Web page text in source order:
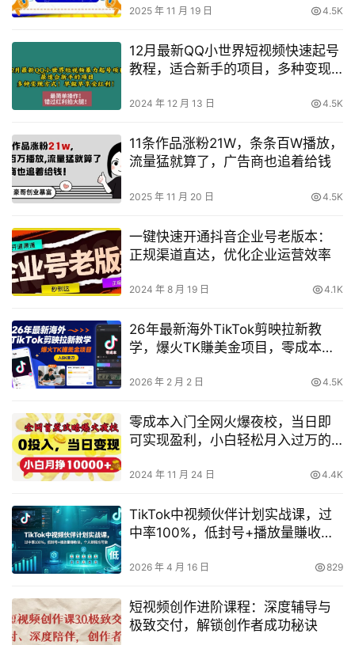
2025 年 11 月 19 日 4.5K
12月最新QQ小世界短视频快速起号
教程，适合新手的项目，多种变现
2024 年 12 月 13 日 4.5K
11条作品涨粉21W，条条百W播放，
流量猛就算了，广告商也追着给钱
2025 年 11 月 20 日 4.5K
一键快速开通抖音企业号老版本：
正规渠道直达，优化企业运营效率
2024 年 8 月 19 日 4.1K
26年最新海外TikTok剪映拉新教
学，爆火TK賺美金项目，零成本，
2026 年 2 月 2 日 4.5K
零成本入门全网火爆夜校，当日即
可实现盈利，小白轻松月入过万的
2024 年 11 月 24 日 4.4K
TikTok中视频伙伴计划实战课，过
中率100%，低封号+播放量賺收
2026 年 4 月 16 日 829
短视频创作进阶课程：深度辅导与
极致交付，解锁创作者成功秘诀